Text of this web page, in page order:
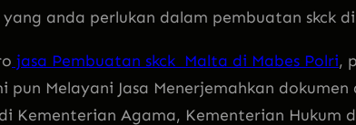
yang anda perlukan dalam pembuatan skck
jasa Pembuatan skck Malta di Mabes Polri,
pun Melayani Jasa Menerjemahkan
Kementerian Agama, Kementerian Hukum